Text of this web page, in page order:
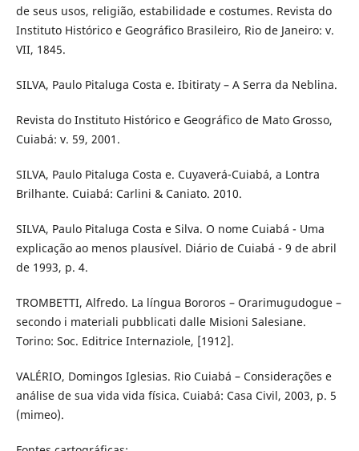
de seus usos, religião, estabilidade e costumes. Revista do
Instituto Histórico e Geográfico Brasileiro, Rio de Janeiro: v.
VII, 1845.
SILVA, Paulo Pitaluga Costa e. Ibitiraty – A Serra da Neblina.
Revista do Instituto Histórico e Geográfico de Mato Grosso,
Cuiabá: v. 59, 2001.
SILVA, Paulo Pitaluga Costa e. Cuyaverá-Cuiabá, a Lontra
Brilhante. Cuiabá: Carlini & Caniato. 2010.
SILVA, Paulo Pitaluga Costa e Silva. O nome Cuiabá - Uma
explicação ao menos plausível. Diário de Cuiabá - 9 de abril
de 1993, p. 4.
TROMBETTI, Alfredo. La língua Bororos – Orarimugudogue –
secondo i materiali pubblicati dalle Misioni Salesiane.
Torino: Soc. Editrice Internaziole, [1912].
VALÉRIO, Domingos Iglesias. Rio Cuiabá – Considerações e
análise de sua vida vida física. Cuiabá: Casa Civil, 2003, p. 5
(mimeo).